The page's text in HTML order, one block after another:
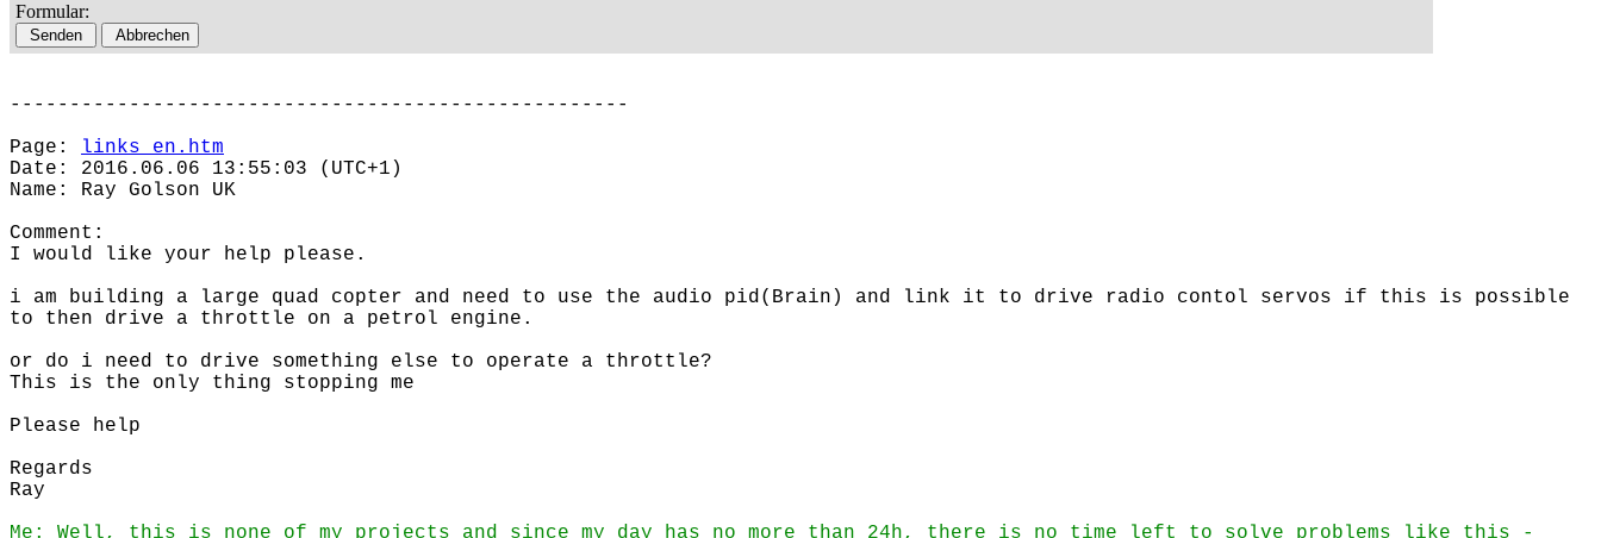
Formular:
----------------------------------------------------
Page:
links_en.htm
Date: 2016.06.06 13:55:03 (UTC+1)
Name: Ray Golson UK
Comment:
I would like your help please.
i am building a large quad copter and need to use the audio pid(Brain) and link it to drive radio contol servos if this is possible
to then drive a throttle on a petrol engine.
or do i need to drive something else to operate a throttle?
This is the only thing stopping me
Please help
Regards
Ray
Me: Well, this is none of my projects and since my day has no more than 24h, there is no time left to solve problems like this -